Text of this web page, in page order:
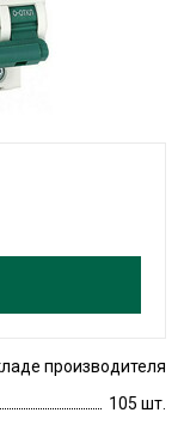
производителя
105 шт.